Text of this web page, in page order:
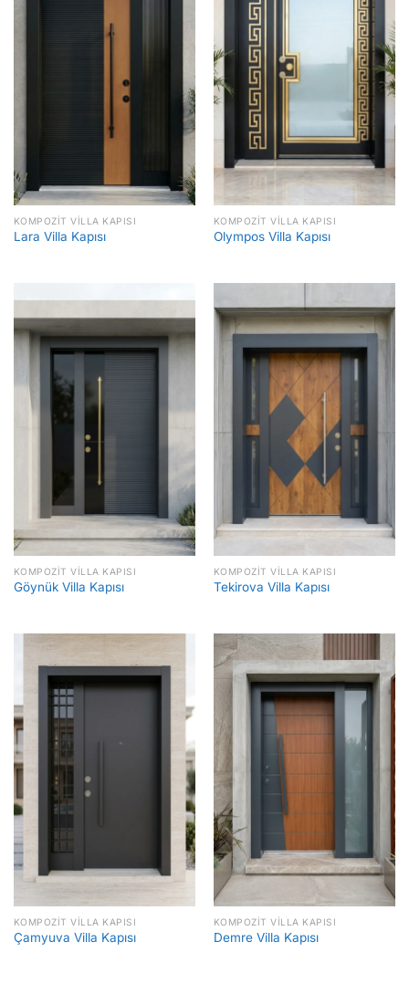
KOMPOZIT VILLA KAPISI
Lara Villa Kapısı
KOMPOZIT VILLA KAPISI
Olympos Villa Kapısı
KOMPOZIT VILLA KAPISI
Göynük Villa Kapısı
KOMPOZIT VILLA KAPISI
Tekirova Villa Kapısı
KOMPOZIT VILLA KAPISI
Çamyuva Villa Kapısı
KOMPOZIT VILLA KAPISI
Demre Villa Kapısı